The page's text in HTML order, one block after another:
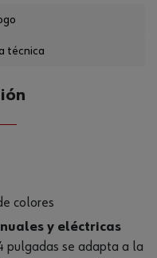
técnica
colores
y eléctricas
pulgadas se adapta a la